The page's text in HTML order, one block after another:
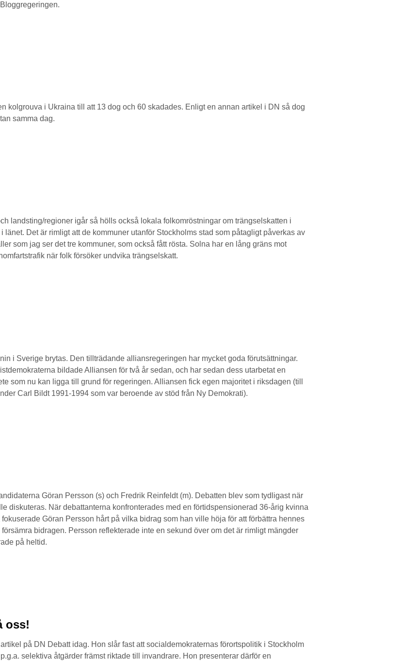
kolgrouva i Ukraina till att 13 dog och 60 skadades. Enligt en annan artikel i DN så dog
samma dag.
landsting/regioner igår så hölls också lokala folkomröstningar om trängselskatten i
länet. Det är rimligt att de kommuner utanför Stockholms stad som påtagligt påverkas av
som jag ser det tre kommuner, som också fått rösta. Solna har en lång gräns mot
när folk försöker undvika trängselskatt.
i Sverige brytas. Den tillträdande alliansregeringen har mycket goda förutsättningar.
bildade Alliansen för två år sedan, och har sedan dess utarbetat en
som nu kan ligga till grund för regeringen. Alliansen fick egen majoritet i riksdagen (till
Carl Bildt 1991-1994 som var beroende av stöd från Ny Demokrati).
Göran Persson (s) och Fredrik Reinfeldt (m). Debatten blev som tydligast när
diskuteras. När debattanterna konfronterades med en förtidspensionerad 36-årig kvinna
Göran Persson hårt på vilka bidrag som han ville höja för att förbättra hennes
bidragen. Persson reflekterade inte en sekund över om det är rimligt mängder
på heltid.
oss!
på DN Debatt idag. Hon slår fast att socialdemokraternas förortspolitik i Stockholm
selektiva åtgärder främst riktade till invandrare. Hon presenterar därför en